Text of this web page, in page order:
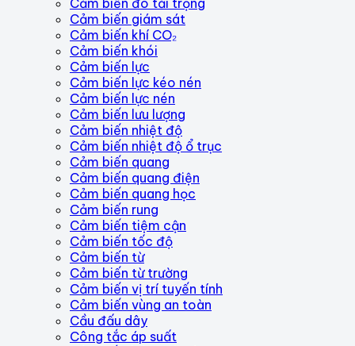
Cảm biến đo tải trọng
Cảm biến giám sát
Cảm biến khí CO₂
Cảm biến khói
Cảm biến lực
Cảm biến lực kéo nén
Cảm biến lực nén
Cảm biến lưu lượng
Cảm biến nhiệt độ
Cảm biến nhiệt độ ổ trục
Cảm biến quang
Cảm biến quang điện
Cảm biến quang học
Cảm biến rung
Cảm biến tiệm cận
Cảm biến tốc độ
Cảm biến từ
Cảm biến từ trường
Cảm biến vị trí tuyến tính
Cảm biến vùng an toàn
Cầu đấu dây
Công tắc áp suất